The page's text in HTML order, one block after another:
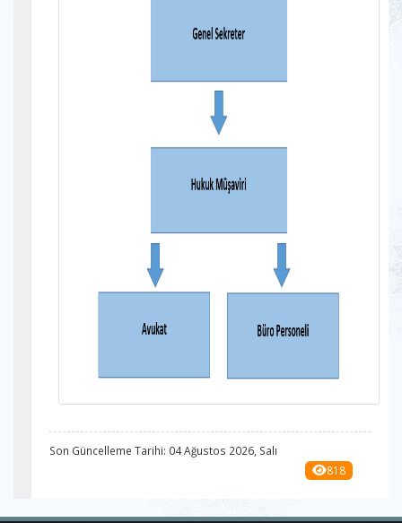
Son Güncelleme Tarihi: 04 Ağustos 2026, Salı
818